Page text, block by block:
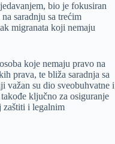
bio je fokusiran
saradnju sa trećim
migranata koji nemaju
koje nemaju pravo na
prava, te bliža saradnja sa
važan su dio sveobuhvatne i
ključno za osiguranje
zaštiti i legalnim